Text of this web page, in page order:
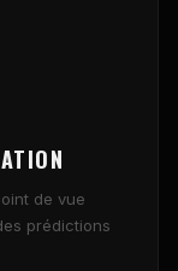
de vue
prédictions